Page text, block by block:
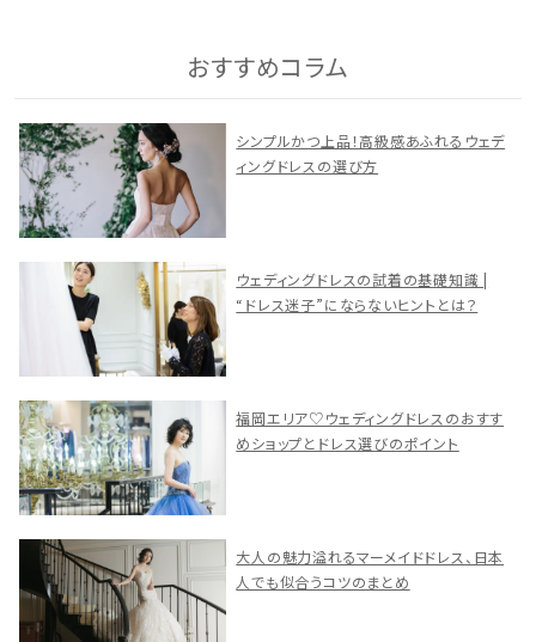
おすすめコラム
シンプルかつ上品！高級感あふれるウェデ
ィングドレスの選び方
ウェディングドレスの試着の基礎知識 |
“ドレス迷子”にならないヒントとは？
福岡エリア♡ウェディングドレスのおすす
めショップとドレス選びのポイント
大人の魅力溢れるマーメイドドレス、日本
人でも似合うコツのまとめ